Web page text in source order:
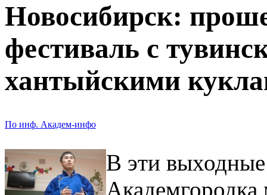
Новосибирск:
фестиваль с
хантыйскими
По инф. Академ-инфо
В эти